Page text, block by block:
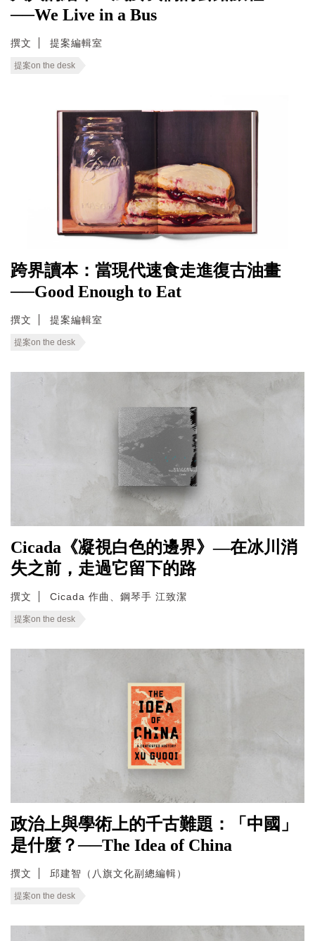
──We Live in a Bus
撰文 提案編輯室
提案on the desk
跨界讀本：當現代速食走進復古油畫
──Good Enough to Eat
撰文 提案編輯室
提案on the desk
Cicada《凝視白色的邊界》—在冰川消
失之前，走過它留下的路
撰文 Cicada 作曲、鋼琴手 江致潔
提案on the desk
政治上與學術上的千古難題：「中國」
是什麼？──The Idea of China
撰文 邱建智（八旗文化副總編輯）
提案on the desk